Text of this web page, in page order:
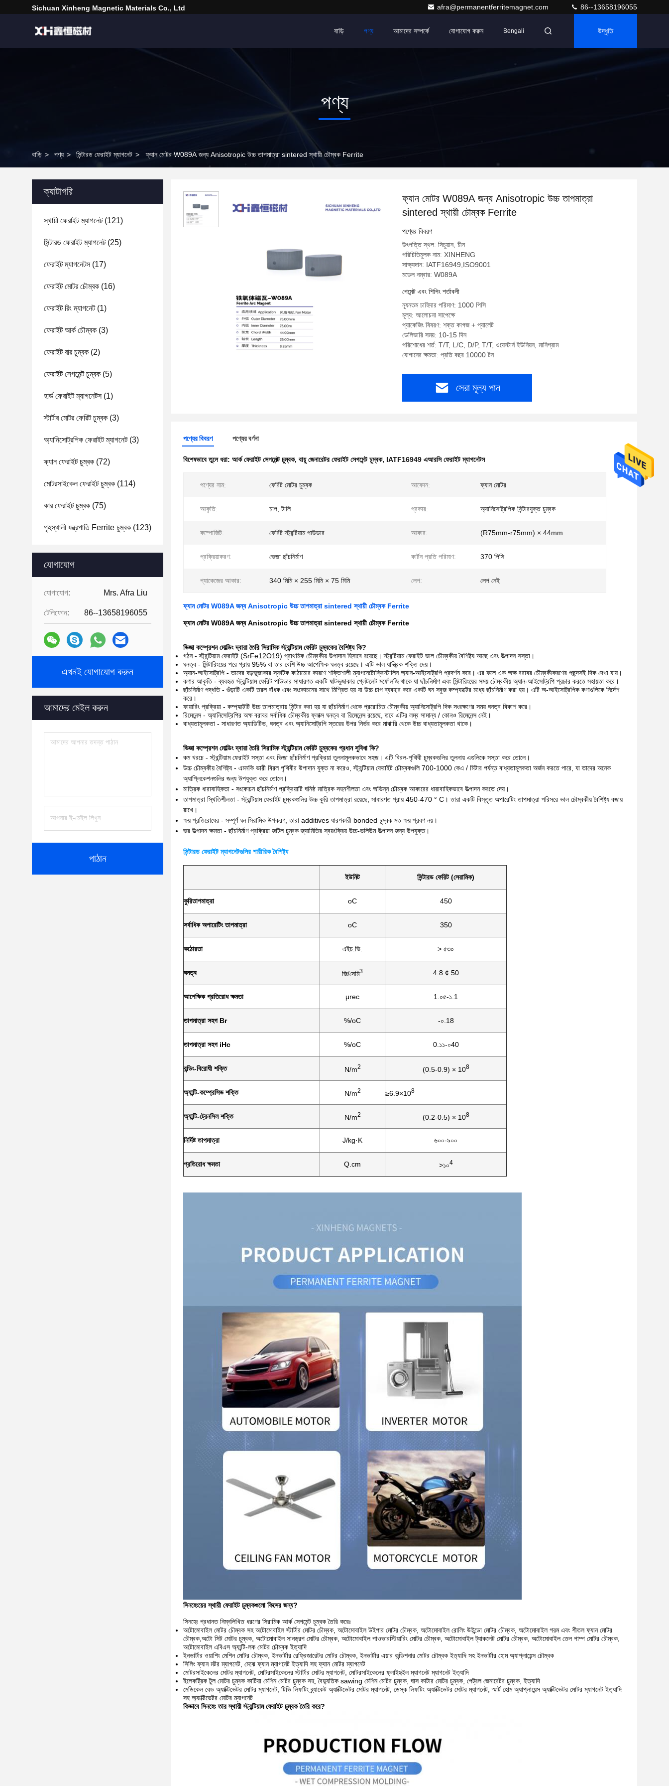
Sichuan Xinheng Magnetic Materials Co., Ltd afra@permanentferritemagnet.com 86--13658196055
বাড়ি পণ্য আমাদের সম্পর্কে যোগাযোগ করুন Bengali উদ্ধৃতি
পণ্য
বাড়ি > পণ্য > সিন্টারড ফেরাইট ম্যাগনেট > ফ্যান মোটর W089A জন্য Anisotropic উচ্চ তাপমাত্রা sintered স্থায়ী চৌম্বক Ferrite
ক্যাটাগরি
স্থায়ী ফেরাইট ম্যাগনেট(121)
সিন্টারড ফেরাইট ম্যাগনেট(25)
ফেরাইট ম্যাগনেটস(17)
ফেরাইট মোটর চৌম্বক (16)
ফেরাইট রিং ম্যাগনেট(1)
ফেরাইট আর্ক চৌম্বক (3)
ফেরাইট বার চুম্বক (2)
ফেরাইট সেগমেন্ট চুম্বক (5)
হার্ড ফেরাইট ম্যাগনেটস(1)
স্টার্টার মোটর ফেরিট চুম্বক (3)
অ্যানিসোট্রপিক ফেরাইট ম্যাগনেট(3)
ফ্যান ফেরাইট চুম্বক (72)
মোটরসাইকেল ফেরাইট চুম্বক (114)
কার ফেরাইট চুম্বক (75)
গৃহস্থালী যন্ত্রপাতি Ferrite চুম্বক (123)
যোগাযোগ
যোগাযোগ: Mrs. Afra Liu
টেলিফোন: 86--13658196055
এখনই যোগাযোগ করুন
আমাদের মেইল ​​করুন
পাঠান
ফ্যান মোটর W089A জন্য Anisotropic উচ্চ তাপমাত্রা
sintered স্থায়ী চৌম্বক Ferrite
পণ্যের বিবরণ
উৎপত্তি স্থল: সিচুয়ান, চীন
পরিচিতিমুলক নাম: XINHENG
সাক্ষ্যদান: IATF16949,ISO9001
মডেল নম্বার: W089A
পেমেন্ট এবং শিপিং শর্তাবলী
ন্যূনতম চাহিদার পরিমাণ: 1000 পিসি
মূল্য: আলোচনা সাপেক্ষে
প্যাকেজিং বিবরণ: শক্ত কাগজ + প্যালেট
ডেলিভারি সময়: 10-15 দিন
পরিশোধের শর্ত: T/T, L/C, D/P, T/T, ওয়েস্টার্ন ইউনিয়ন, মানিগ্রাম
যোগানের ক্ষমতা: প্রতি বছর 10000 টন
সেরা মূল্য পান
পণ্যের বিবরণ পণ্যের বর্ণনা
বিশেষভাবে তুলে ধরা: আর্ক ফেরাইট সেগমেন্ট চুম্বক, বায়ু জেনারেটর ফেরাইট সেগমেন্ট চুম্বক, IATF16949 এআরসি ফেরাইট ম্যাগনেটস
পণ্যের নাম: ফেরিট মোটর চুম্বক আবেদন: ফ্যান মোটর
আকৃতি: চাপ, টালি প্রকার: অ্যানিসোট্রপিক সিন্টারযুক্ত চুম্বক
কম্পোজিট: ফেরিট স্ট্রন্টিয়াম পাউডার আকার: (R75mm-r75mm) × 44mm
প্রক্রিয়াকরণ: ভেজা ছাঁচনির্মাণ কার্টন প্রতি পরিমাণ: 370 পিসি
প্যাকেজের আকার: 340 মিমি × 255 মিমি × 75 মিমি লেপ: লেপ নেই
ফ্যান মোটর W089A জন্য Anisotropic উচ্চ তাপমাত্রা sintered স্থায়ী চৌম্বক Ferrite
ফ্যান মোটর W089A জন্য Anisotropic উচ্চ তাপমাত্রা sintered স্থায়ী চৌম্বক Ferrite
ভিজা কম্প্রেশন মোল্ডিং দ্বারা তৈরি সিরামিক স্ট্রন্টিয়াম ফেরিট চুম্বকের বৈশিষ্ট্য কি?
গঠন - স্ট্রন্টিয়াম ফেরাইট (SrFe12O19) প্রাথমিক চৌম্বকীয় উপাদান হিসাবে রয়েছে। স্ট্রন্টিয়াম ফেরাইট ভাল চৌম্বকীয় বৈশিষ্ট্য আছে এবং উত্পাদন সস্তা।
ঘনত্ব - সিন্টারিংয়ের পরে প্রায় 95% বা তার বেশি উচ্চ আপেক্ষিক ঘনত্ব রয়েছে। এটি ভাল যান্ত্রিক শক্তি দেয়।
অ্যান-আইসোট্রপি - তাদের ষড়ভুজাকার স্ফটিক কাঠামোর কারণে শক্তিশালী ম্যাগনেটোক্রিস্টালিন অ্যান-আইসোট্রপি প্রদর্শন করে। এর ফলে এক অক্ষ বরাবর চৌম্বকীকরণের পছন্দসই দিক দেখা যায়।
কণার আকৃতি - ব্যবহৃত স্ট্রন্টিয়াম ফেরিট পাউডার সাধারণত একটি ষাটভুজাকার প্লেটলেট মর্ফোলজি থাকে যা ছাঁচনির্মাণ এবং সিন্টারিংয়ের সময় চৌম্বকীয় অ্যান-আইসোট্রপি প্রচার করতে সহায়তা করে।
ছাঁচনির্মাণ পদ্ধতি - গুঁড়াটি একটি তরল বাঁধক এবং সংকোচনের সাথে মিশ্রিত হয় যা উচ্চ চাপ ব্যবহার করে একটি ঘন সবুজ কম্প্যাক্টের মধ্যে ছাঁচনির্মাণ করা হয়। এটি অ-আইসোট্রপিক কণাগুলিকে নির্দেশ
করে।
ফায়ারিং প্রক্রিয়া - কম্প্যাক্টটি উচ্চ তাপমাত্রায় সিন্টার করা হয় যা ছাঁচনির্মাণ থেকে প্ররোচিত চৌম্বকীয় অ্যানিসোট্রপি দিক সংরক্ষণের সময় ঘনত্ব বিকাশ করে।
রিমেনেন্স - অ্যানিসোট্রপির অক্ষ বরাবর সর্বাধিক চৌম্বকীয় ফ্লাক্স ঘনত্ব বা রিমেনেন্স রয়েছে, তবে এটির লম্ব সামান্য / কোনও রিমেনেন্স নেই।
বাধ্যতামূলকতা - সাধারণত অ্যাডিটিভ, ঘনত্ব এবং অ্যানিসোট্রপি স্তরের উপর নির্ভর করে মাঝারি থেকে উচ্চ বাধ্যতামূলকতা থাকে।
ভিজা কম্প্রেশন মোল্ডিং দ্বারা তৈরি সিরামিক স্ট্রন্টিয়াম ফেরিট চুম্বকের প্রধান সুবিধা কি?
কম খরচে - স্ট্রন্টিয়াম ফেরাইট সস্তা এবং ভিজা ছাঁচনির্মাণ প্রক্রিয়া তুলনামূলকভাবে সহজ। এটি বিরল-পৃথিবী চুম্বকগুলির তুলনায় এগুলিকে সস্তা করে তোলে।
উচ্চ চৌম্বকীয় বৈশিষ্ট্য - এমনকি ভারী বিরল পৃথিবীর উপাদান যুক্ত না করেও, স্ট্রন্টিয়াম ফেরাইট চৌম্বকগুলি 700-1000 কেএ / মিটার পর্যন্ত বাধ্যতামূলকতা অর্জন করতে পারে, যা তাদের অনেক
অ্যাপ্লিকেশনগুলির জন্য উপযুক্ত করে তোলে।
মাত্রিক ধারাবাহিকতা - সংকোচন ছাঁচনির্মাণ প্রক্রিয়াটি ঘনিষ্ঠ মাত্রিক সহনশীলতা এবং অভিন্ন চৌম্বক আকারের ধারাবাহিকভাবে উত্পাদন করতে দেয়।
তাপমাত্রা স্থিতিশীলতা - স্ট্রন্টিয়াম ফেরাইট চুম্বকগুলির উচ্চ কুরি তাপমাত্রা রয়েছে, সাধারণত প্রায় 450-470 ° C। তারা একটি বিস্তৃত অপারেটিং তাপমাত্রা পরিসরে ভাল চৌম্বকীয় বৈশিষ্ট্য বজায়
রাখে।
ক্ষয় প্রতিরোধের - সম্পূর্ণ ঘন সিরামিক উপকরণ, তারা additives ধারণকারী bonded চুম্বক মত ক্ষয় প্রবণ নয়।
ভর উত্পাদন ক্ষমতা - ছাঁচনির্মাণ প্রক্রিয়া জটিল চুম্বক জ্যামিতির স্বয়ংক্রিয় উচ্চ-ভলিউম উত্পাদন জন্য উপযুক্ত।
সিন্টারড ফেরাইট ম্যাগনেটগুলির শারীরিক বৈশিষ্ট্য
ইউনিট সিন্টারড ফেরিট (সেরামিক)
কুরিতাপমাত্রা oC 450
সর্বাধিক অপারেটিং তাপমাত্রা oC 350
কঠোরতা এইচ.ভি. > ৫৩০
ঘনত্ব জি/সেমি3 4.8 ¢ 50
আপেক্ষিক প্রতিরোধ ক্ষমতা μrec 1.০৫-১.1
তাপমাত্রা সহগ Br %/oC -০.18
তাপমাত্রা সহগ iHc %/oC 0.১১-০40
বন্ডিং-বিরোধী শক্তি N/m2 (0.5-0.9) × 108
অ্যান্টি-কম্প্রেসিভ শক্তি N/m2 ≥6.9×108
অ্যান্টি-ট্রেনসিল শক্তি N/m2 (0.2-0.5) × 108
নির্দিষ্ট তাপমাত্রা J/kg·K ৬০০-৯০০
প্রতিরোধ ক্ষমতা Q.cm >১০4
সিনহেংয়ের স্থায়ী ফেরাইট চুম্বকগুলো কিসের জন্য?
সিনহেং প্রধানত নিম্নলিখিত ধরণের সিরামিক আর্ক সেগমেন্ট চুম্বক তৈরি করেঃ
অটোমোবাইল মোটর চৌম্বক সহ অটোমোবাইল স্টার্টার মোটর চৌম্বক, অটোমোবাইল উইপার মোটর চৌম্বক, অটোমোবাইল রোলিং উইন্ডো মোটর চৌম্বক, অটোমোবাইল গরম এবং শীতল ফ্যান মোটর
চৌম্বক,অটো সিট মোটর চুম্বক, অটোমোবাইল সানড্রপ মোটর চৌম্বক, অটোমোবাইল পাওভারস্টিয়ারিং মোটর চৌম্বক, অটোমোবাইল ট্যাকলেট মোটর চৌম্বক, অটোমোবাইল তেল পাম্প মোটর চৌম্বক,
অটোমোবাইল এবিএস অ্যান্টি-লক মোটর চৌম্বক ইত্যাদি
ইনভার্টার ওয়াশিং মেশিন মোটর চৌম্বক, ইনভার্টার রেফ্রিজারেটর মোটর চৌম্বক, ইনভার্টার এয়ার কন্ডিশনার মোটর চৌম্বক ইত্যাদি সহ ইনভার্টার হোম অ্যাপ্লায়েন্স চৌম্বক
সিলিং ফ্যান মটর ম্যাগনেট, মেঝে ফ্যান ম্যাগনেট ইত্যাদি সহ ফ্যান মোটর ম্যাগনেট
মোটরসাইকেলের মোটর ম্যাগনেট, মোটরসাইকেলের স্টার্টার মোটর ম্যাগনেট, মোটরসাইকেলের ফ্লাইহুইল ম্যাগনেট ম্যাগনেট ইত্যাদি
ইলেকট্রিক টুল মোটর চুম্বক কাটিয়া মেশিন মোটর চুম্বক সহ, বৈদ্যুতিক sawing মেশিন মোটর চুম্বক, ঘাস কাটার মোটর চুম্বক, পেট্রল জেনারেটর চুম্বক, ইত্যাদি
মেডিকেল বেড অ্যাক্টিভেটর মোটর ম্যাগনেট, টিভি লিফটিং ব্র্যাকেট অ্যাক্টিভেটর মোটর ম্যাগনেট, ডেস্ক লিফটিং অ্যাক্টিভেটর মোটর ম্যাগনেট, স্মার্ট হোম অ্যাপ্লায়েন্স অ্যাক্টিভেটর মোটর ম্যাগনেট ইত্যাদি
সহ অ্যাক্টিভেটর মোটর ম্যাগনেট
কিভাবে সিনহেং তার স্থায়ী স্ট্রন্টিয়াম ফেরাইট চুম্বক তৈরি করে?